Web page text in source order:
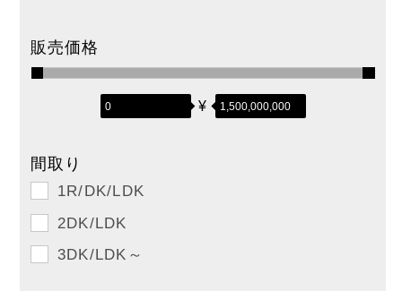
販売価格
¥
間取り
1R/DK/LDK
2DK/LDK
3DK/LDK～